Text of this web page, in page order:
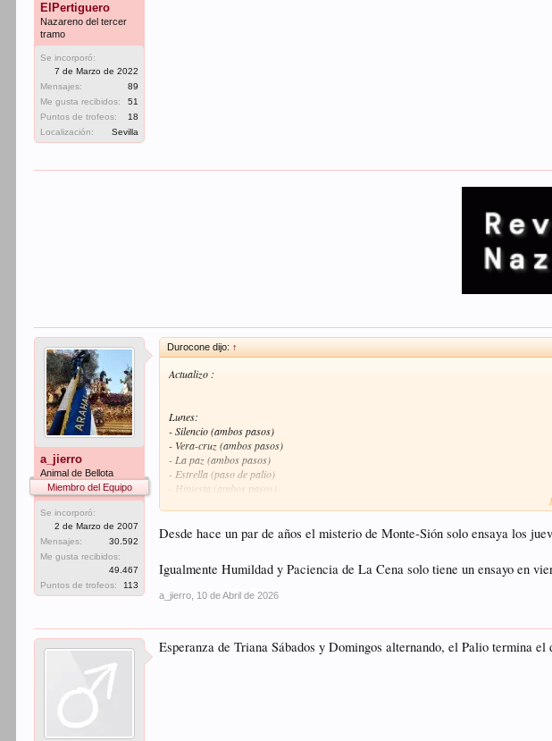
ElPertiguero
Nazareno del tercer
tramo
Se incorporó:
7 de Marzo de 2022
Mensajes:
89
Me gusta recibidos:
51
Puntos de trofeos:
18
Localización:
Sevilla
a_jierro
Animal de Bellota
Miembro del Equipo
Se incorporó:
2 de Marzo de 2007
Mensajes:
30.592
Me gusta recibidos:
49.467
Puntos de trofeos:
113
Durocone dijo: ↑
Actualizo :
Lunes:
- Silencio (ambos pasos)
- Vera-cruz (ambos pasos)
- La paz (ambos pasos)
- Estrella (paso de palio)
- Hiniesta (ambos pasos)
- Pasión y muerte
- Santa cruz (ambos pasos)
- Cerro (nazareno y palio) también en sábados.
- Divina misericordia
- Estudiantes (ambos pasos)
Desde hace un par de años el misterio de Monte-Sión solo ensaya los
Igualmente Humildad y Paciencia de La Cena solo tiene un ensayo en
a_jierro 10 de Abril de 2026
Esperanza de Triana Sábados y Domingos alternando, el Palio termina el